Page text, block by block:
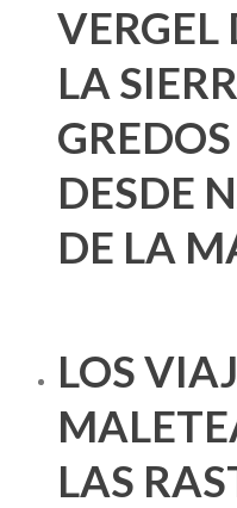
VERGEL
LA
DESDE
DE LA
LOS
LAS